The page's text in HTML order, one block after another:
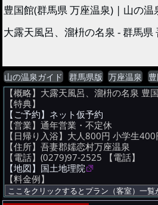
豊国館(群馬県 万座温泉) | 山の温
大露天風呂、溜枡の名泉 - 群馬県
山の温泉ガイド 群馬県版 万座温泉
【概略】大露天風呂、溜枡の名泉
【特典】
【ご予約】ネット仮予約
【営業】通年営業・不定休
【日帰り入浴】大人800円 小学生400
【住所】吾妻郡嬬恋村万座温泉
【電話】(0279)97-2525 【電話】
【地図】国土地理院
【料金例】